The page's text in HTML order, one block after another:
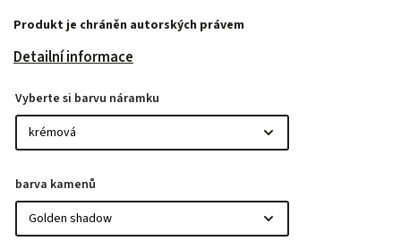
Produkt je chráněn autorských právem
Detailní informace
Vyberte si barvu náramku
barva kamenů